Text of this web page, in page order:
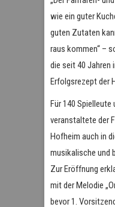
wie ein guter
guten Zutaten
raus kommen“ –
die seit 40 Jahren
Erfolgsrezept der
Für 140 Spielleute
veranstaltete der
Hofheim auch in
musikalische und
Zur Eröffnung
mit der Melodie
bevor 1.